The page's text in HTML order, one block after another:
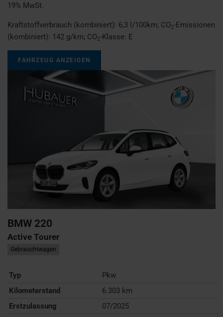
19% MwSt.
Kraftstoffverbrauch (kombiniert): 6,3 l/100km; CO2-Emissionen
(kombiniert): 142 g/km; CO2-Klasse: E
FAHRZEUG ANZEIGEN
BMW 220
Active Tourer
Gebrauchtwagen
Typ
Pkw
Kilometerstand
6.303 km
Erstzulassung
07/2025